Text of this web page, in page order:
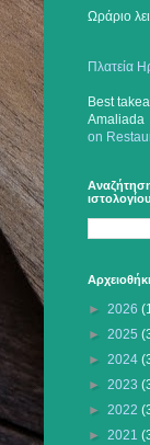
Ωράριο
Πλατεία
Best
Amaliada
on
ιστολογίου
► 2026
► 2025
► 2024
► 2023
► 2022
► 2021